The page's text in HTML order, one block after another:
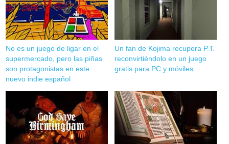
No es un juego de ligar en el
supermercado, pero las piñas
son protagonistas en este
nuevo indie español
Un fan de Kojima recupera P.T.
reconvirtiéndolo en un juego
gratis para PC y móviles